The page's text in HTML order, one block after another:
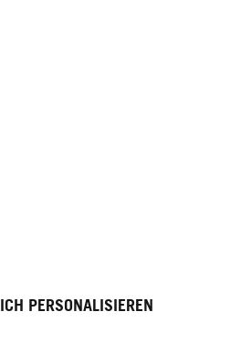
PERSONALISIEREN